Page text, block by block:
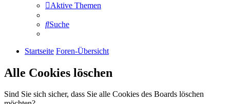
Aktive Themen
Suche
Startseite Foren-Übersicht
Alle Cookies löschen
Sind Sie sich sicher, dass Sie alle Cookies des Boards löschen